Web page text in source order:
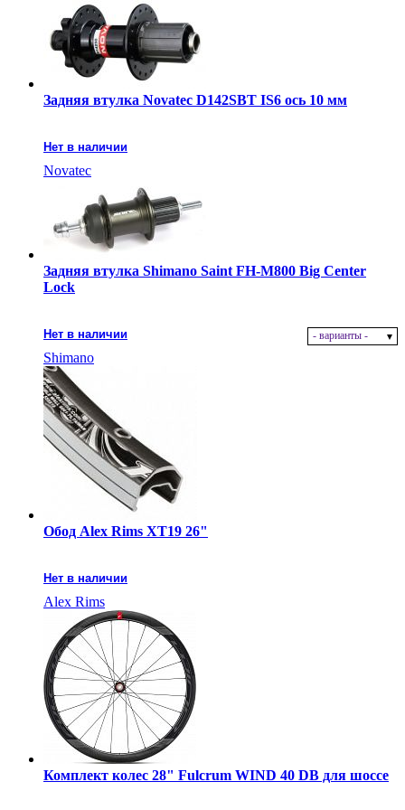
Задняя втулка Novatec D142SBT IS6 ось 10 мм
Нет в наличии
Novatec
Задняя втулка Shimano Saint FH-M800 Big Center
Lock
Нет в наличии - варианты -
Shimano
Обод Alex Rims XT19 26"
Нет в наличии
Alex Rims
Комплект колес 28" Fulcrum WIND 40 DB для шоссе